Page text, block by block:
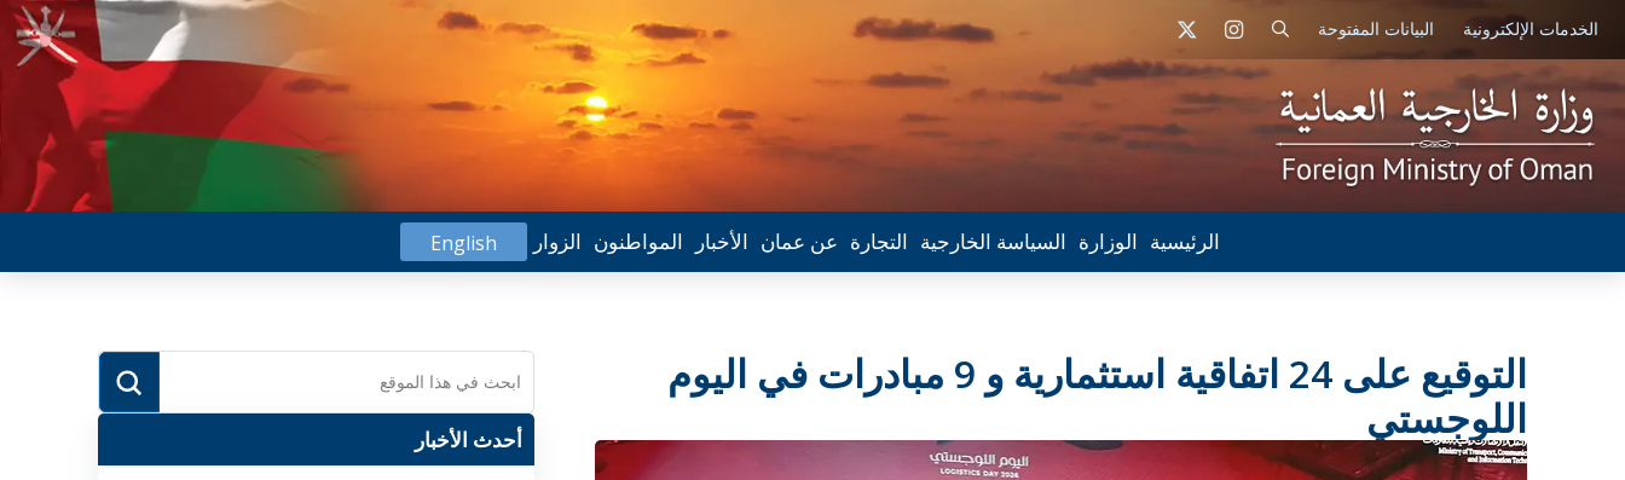
الخدمات الإلكترونية البيانات المفتوحة
English الزوار المواطنون الأخبار عن عمان التجارة السياسة الخارجية الوزارة الرئيسية
التوقيع على 24 اتفاقية استثمارية و 9 مبادرات في اليوم
اللوجستي
Search
Submit
أحدث الأخبار